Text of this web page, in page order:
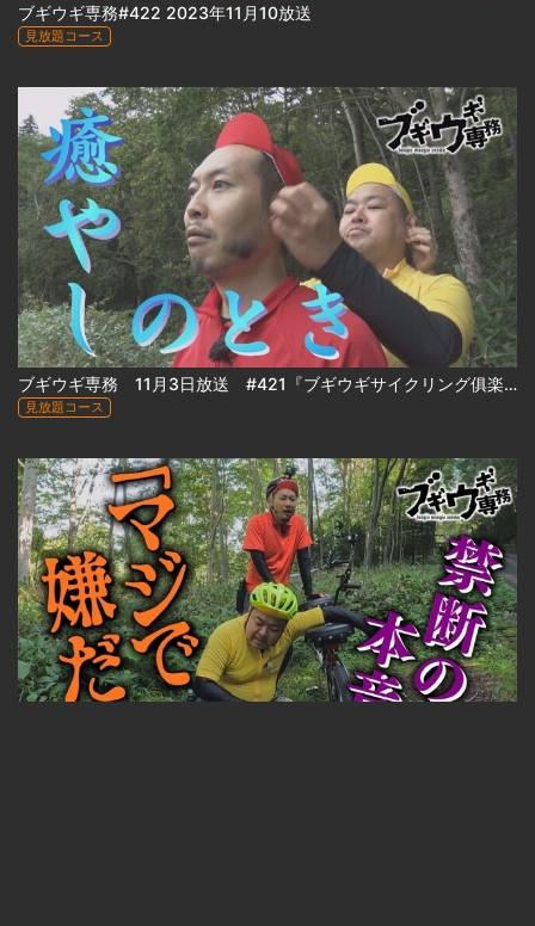
ブギウギ専務#422 2023年11月10放送
見放題コース
ブギウギ専務 11月3日放送 #421『ブギウギサイクリング俱楽部 トカプチ４００(30)』
見放題コース